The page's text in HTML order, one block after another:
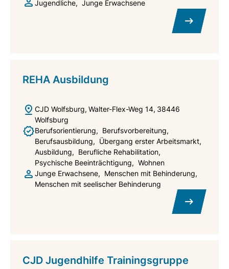
Jugendliche
Junge Erwachsene
REHA Ausbildung
CJD Wolfsburg Walter-Flex-Weg 14 38446
Wolfsburg
Berufsorientierung
Berufsvorbereitung
Berufsausbildung
Übergang erster Arbeitsmarkt
Ausbildung
Berufliche Rehabilitation
Psychische Beeinträchtigung
Wohnen
Junge Erwachsene
Menschen mit Behinderung
Menschen mit seelischer Behinderung
CJD Jugendhilfe Trainingsgruppe